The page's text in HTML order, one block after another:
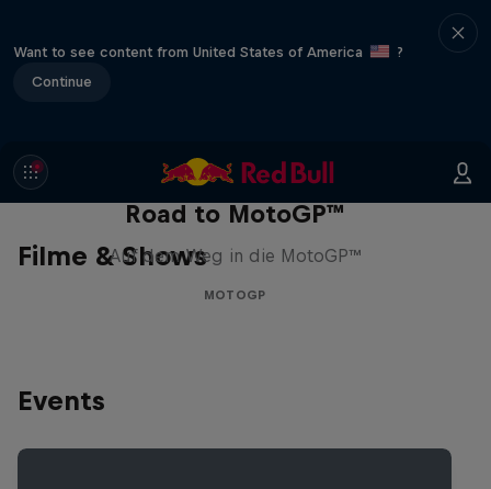
Want to see content from United States of America
?
Continue
Filme & Shows
Road to MotoGP™
Auf dem Weg in die MotoGP™
MOTOGP
Events